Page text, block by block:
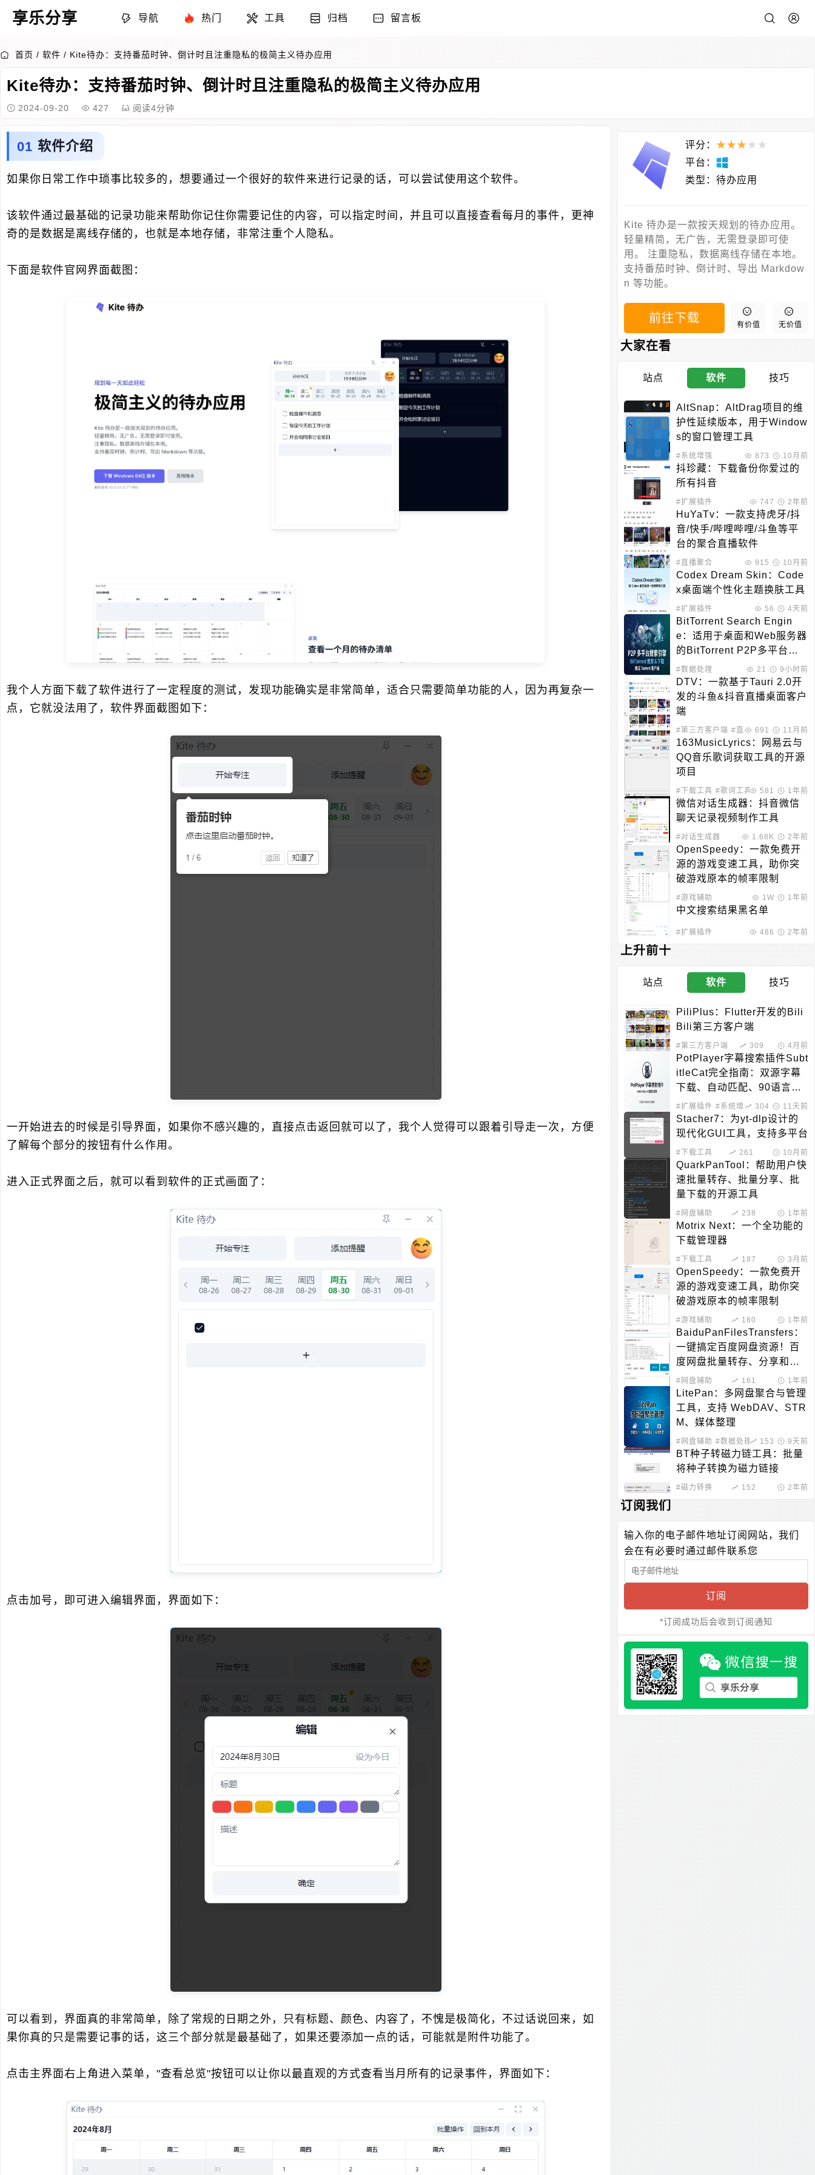
享乐分享 导航 热门 工具 归档 留言板
首页 / 软件 / Kite待办：支持番茄时钟、倒计时且注重隐私的极简主义待办应用
Kite待办：支持番茄时钟、倒计时且注重隐私的极简主义待办应用
2024-09-20 427 阅读4分钟
软件介绍
如果你日常工作中琐事比较多的，想要通过一个很好的软件来进行记录的话，可以尝试使用这个软件。
该软件通过最基础的记录功能来帮助你记住你需要记住的内容，可以指定时间，并且可以直接查看每月的事件，更神
奇的是数据是离线存储的，也就是本地存储，非常注重个人隐私。
下面是软件官网界面截图：
我个人方面下载了软件进行了一定程度的测试，发现功能确实是非常简单，适合只需要简单功能的人，因为再复杂一
点，它就没法用了，软件界面截图如下：
一开始进去的时候是引导界面，如果你不感兴趣的，直接点击返回就可以了，我个人觉得可以跟着引导走一次，方便
了解每个部分的按钮有什么作用。
进入正式界面之后，就可以看到软件的正式画面了：
点击加号，即可进入编辑界面，界面如下：
可以看到，界面真的非常简单，除了常规的日期之外，只有标题、颜色、内容了，不愧是极简化，不过话说回来，如
果你真的只是需要记事的话，这三个部分就是最基础了，如果还要添加一点的话，可能就是附件功能了。
点击主界面右上角进入菜单，"查看总览"按钮可以让你以最直观的方式查看当月所有的记录事件，界面如下：
评分： ★★★ ★ ★
平台：
类型：待办应用
Kite 待办是一款按天规划的待办应用。
轻量精简，无广告，无需登录即可使
用。 注重隐私，数据离线存储在本地。
支持番茄时钟、倒计时、导出 Markdow
n 等功能。
前往下载 有价值 无价值
大家在看
站点 软件 技巧
AltSnap：AltDrag项目的维
护性延续版本，用于Window
s的窗口管理工具
#系统增强 873 10月前
抖珍藏：下载备份你爱过的
所有抖音
#扩展插件 747 2年前
HuYaTv：一款支持虎牙/抖
音/快手/哔哩哔哩/斗鱼等平
台的聚合直播软件
#直播聚合 915 10月前
Codex Dream Skin：Code
x桌面端个性化主题换肤工具
#扩展插件 56 4天前
BitTorrent Search Engin
e：适用于桌面和Web服务器
的BitTorrent P2P多平台搜
索引擎
#数据处理 21 9小时前
DTV：一款基于Tauri 2.0开
发的斗鱼&抖音直播桌面客户
端
#第三方客户端 #直播聚合
691 11月前
163MusicLyrics：网易云与
QQ音乐歌词获取工具的开源
项目
#下载工具 #歌词工具 581 1年前
微信对话生成器：抖音微信
聊天记录视频制作工具
#对话生成器 1.68K 2年前
OpenSpeedy：一款免费开
源的游戏变速工具，助你突
破游戏原本的帧率限制
#游戏辅助 1W 1年前
中文搜索结果黑名单
#扩展插件 486 2年前
上升前十
站点 软件 技巧
PiliPlus：Flutter开发的Bili
Bili第三方客户端
#第三方客户端 309 4月前
PotPlayer字幕搜索插件Subt
itleCat完全指南：双源字幕
下载、自动匹配、90语言支
持
#扩展插件 #系统增强 304 11天前
Stacher7：为yt-dlp设计的
现代化GUI工具，支持多平台
#下载工具 261 10月前
QuarkPanTool：帮助用户快
速批量转存、批量分享、批
量下载的开源工具
#网盘辅助 238 1年前
Motrix Next：一个全功能的
下载管理器
#下载工具 187 3月前
OpenSpeedy：一款免费开
源的游戏变速工具，助你突
破游戏原本的帧率限制
#游戏辅助 180 1年前
BaiduPanFilesTransfers：
一键搞定百度网盘资源！百
度网盘批量转存、分享和检
测工具
#网盘辅助 161 1年前
LitePan：多网盘聚合与管理
工具，支持 WebDAV、STR
M、媒体整理
#网盘辅助 #数据处理 153 9天前
BT种子转磁力链工具：批量
将种子转换为磁力链接
#磁力转换 152 2年前
订阅我们
输入你的电子邮件地址订阅网站，我们
会在有必要时通过邮件联系您
订阅
*订阅成功后会收到订阅通知